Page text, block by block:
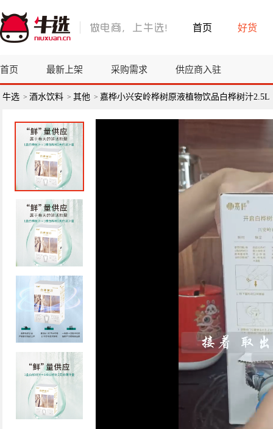
首页 好货
首页 最新上架 采购需求 供应商入驻
牛选 > 酒水饮料 > 其他 > 嘉桦小兴安岭桦树原液植物饮品白桦树汁2.5L